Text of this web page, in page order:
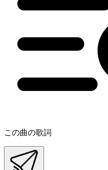
この曲の歌詞